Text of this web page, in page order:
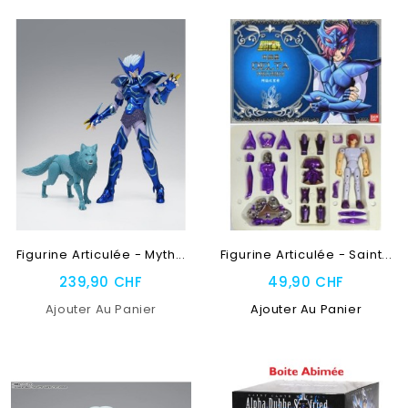
Figurine Articulée - Myth...
239,90 CHF
Ajouter Au Panier
Figurine Articulée - Saint...
49,90 CHF
Ajouter Au Panier